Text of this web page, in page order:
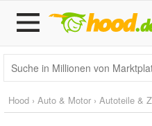
Hood › Auto & Motor › Autoteile &